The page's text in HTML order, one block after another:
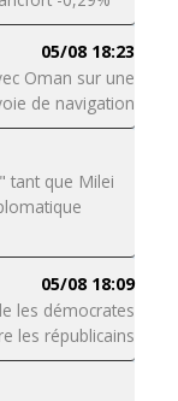
05/08 18:23
Oman sur une
de navigation
tant que Milei
05/08 18:09
les démocrates
les républicains